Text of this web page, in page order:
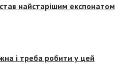
найстарішим експонатом
і треба робити у цей